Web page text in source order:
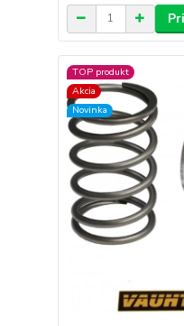
TOP produkt
Akcia
Novinka